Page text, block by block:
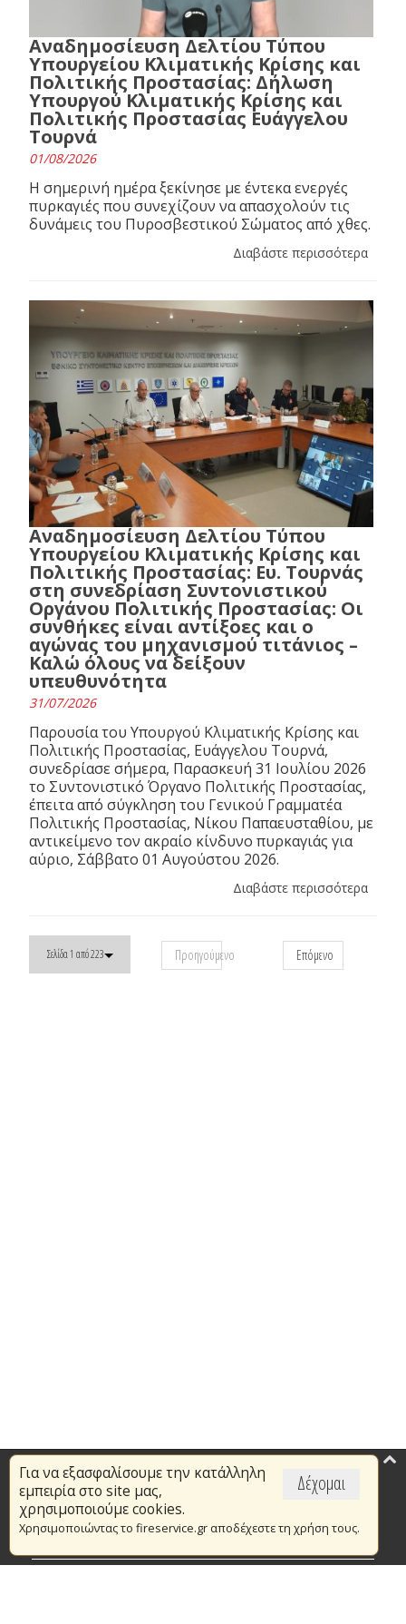
Αναδημοσίευση Δελτίου Τύπου
Υπουργείου Κλιματικής Κρίσης και
Πολιτικής Προστασίας: Δήλωση
Υπουργού Κλιματικής Κρίσης και
Πολιτικής Προστασίας Ευάγγελου
Τουρνά
01/08/2026
Η σημερινή ημέρα ξεκίνησε με έντεκα ενεργές
πυρκαγιές που συνεχίζουν να απασχολούν τις
δυνάμεις του Πυροσβεστικού Σώματος από χθες.
Διαβάστε περισσότερα
Αναδημοσίευση Δελτίου Τύπου
Υπουργείου Κλιματικής Κρίσης και
Πολιτικής Προστασίας: Ευ. Τουρνάς
στη συνεδρίαση Συντονιστικού
Οργάνου Πολιτικής Προστασίας: Οι
συνθήκες είναι αντίξοες και ο
αγώνας του μηχανισμού τιτάνιος –
Καλώ όλους να δείξουν
υπευθυνότητα
31/07/2026
Παρουσία του Υπουργού Κλιματικής Κρίσης και
Πολιτικής Προστασίας, Ευάγγελου Τουρνά,
συνεδρίασε σήμερα, Παρασκευή 31 Ιουλίου 2026
το Συντονιστικό Όργανο Πολιτικής Προστασίας,
έπειτα από σύγκληση του Γενικού Γραμματέα
Πολιτικής Προστασίας, Νίκου Παπαευσταθίου, με
αντικείμενο τον ακραίο κίνδυνο πυρκαγιάς για
αύριο, Σάββατο 01 Αυγούστου 2026.
Διαβάστε περισσότερα
Σελίδα 1 από 223 Προηγούμενο Επόμενο
Δέχομαι
Για να εξασφαλίσουμε την κατάλληλη
εμπειρία στο site μας,
χρησιμοποιούμε cookies.
Χρησιμοποιώντας το fireservice.gr αποδέχεστε τη χρήση τους.
Επικαιρότητα
Το Πυροσβεστικό Σώμα